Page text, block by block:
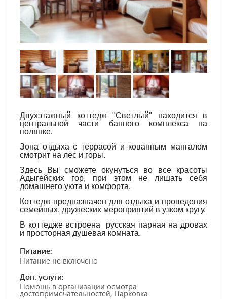
Двухэтажный коттедж "Светлый" находится в
центральной части банного комплекса на
полянке.
Зона отдыха с террасой и кованным мангалом
смотрит на лес и горы.
Здесь Вы сможете окунуться во все красоты
Адыгейских гор, при этом не лишать себя
домашнего уюта и комфорта.
Коттедж предназначен для отдыха и проведения
семейных, дружеских мероприятий в узком кругу.
В коттедже встроена русская парная на дровах
и просторная душевая комната.
Питание:
Питание не включено
Доп. услуги:
Помощь в организации осмотра
достопримечательностей, Парковка